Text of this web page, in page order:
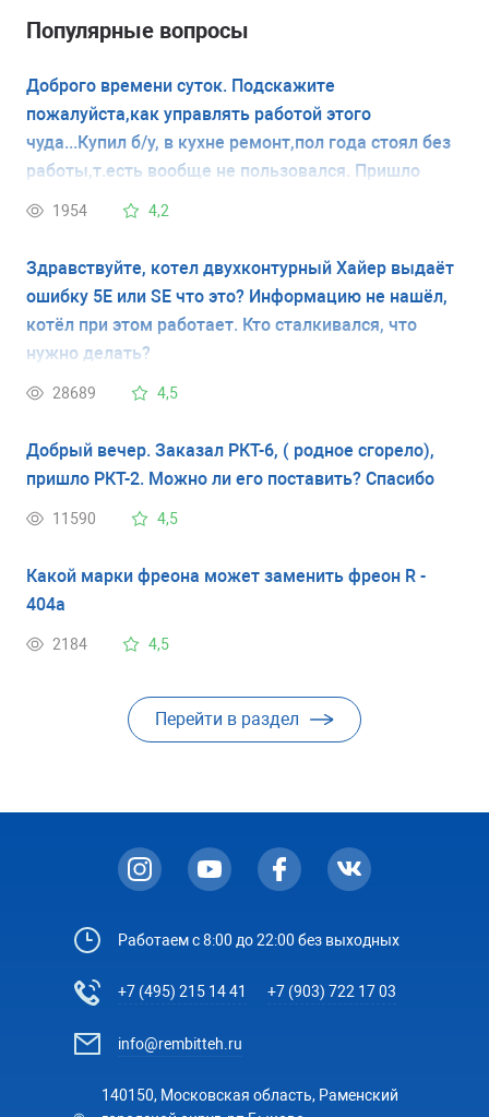
Популярные вопросы
Доброго времени суток. Подскажите
пожалуйста,как управлять работой этого
чуда...Купил б/у, в кухне ремонт,пол года стоял без
работы,т.есть вообще не пользовался. Пришло
время,просто включил в розетку... Уже пол дня
вкл.кондиционере,это при закрытых дверцах..
внутри плюс два градуса,морозилка минус 18 по
Цельсию. Подскажите, как его угомонить,Аль
мануал какой почитать. Заранее спасибо!
1954 4,2
Здравствуйте, котел двухконтурный Хайер выдаёт
ошибку 5Е или SE что это? Информацию не нашёл,
котёл при этом работает. Кто сталкивался, что
нужно делать?
28689 4,5
Добрый вечер. Заказал РКТ-6, ( родное сгорело),
пришло РКТ-2. Можно ли его поставить? Спасибо
11590 4,5
Какой марки фреона может заменить фреон R -
404a
2184 4,5
Перейти в раздел
Работаем с 8:00 до 22:00 без выходных
+7 (495) 215 14 41 +7 (903) 722 17 03
info@rembitteh.ru
140150, Московская область, Раменский